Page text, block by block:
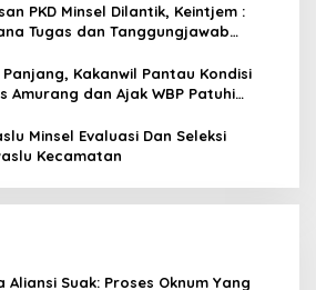
PKD Minsel Dilantik, Keintjem :
Tugas dan Tanggungjawab
Panjang, Kakanwil Pantau Kondisi
Amurang dan Ajak WBP Patuhi
Minsel Evaluasi Dan Seleksi
Kecamatan
Aliansi Suak: Proses Oknum Yang